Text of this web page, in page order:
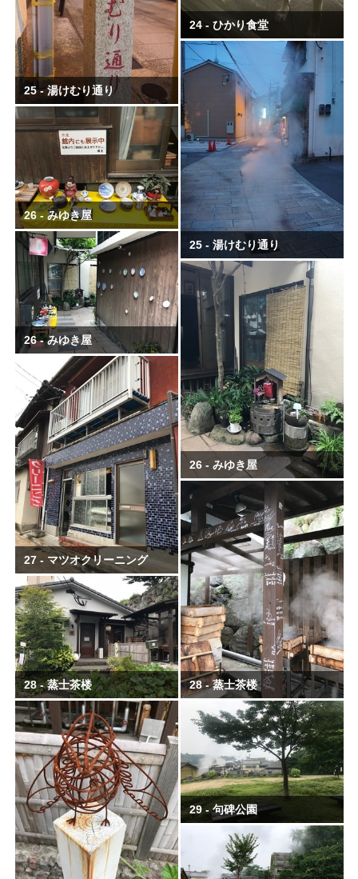
24 - ひかり食堂
25 - 湯けむり通り
25 - 湯けむり通り
26 - みゆき屋
26 - みゆき屋
26 - みゆき屋
27 - マツオクリーニング
28 - 蒸士茶楼
28 - 蒸士茶楼
29 - 句碑公園